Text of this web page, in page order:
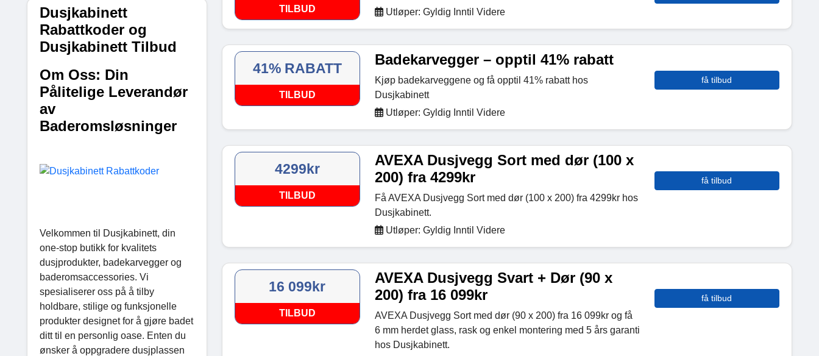
Dusjkabinett
Rabattkoder og
Dusjkabinett Tilbud
Om Oss: Din
Pålitelige Leverandør
av
Baderomsløsninger
Velkommen til Dusjkabinett, din
one-stop butikk for kvalitets
dusjprodukter, badekarvegger og
baderomsaccessories. Vi
spesialiserer oss på å tilby
holdbare, stilige og funksjonelle
produkter designet for å gjøre badet
ditt til en personlig oase. Enten du
ønsker å oppgradere dusjplassen
TILBUD
Utløper: Gyldig Inntil Videre
41% RABATT
TILBUD
Badekarvegger – opptil 41% rabatt
Kjøp badekarveggene og få opptil 41% rabatt hos
Dusjkabinett
Utløper: Gyldig Inntil Videre
få tilbud
4299kr
TILBUD
AVEXA Dusjvegg Sort med dør (100 x
200) fra 4299kr
Få AVEXA Dusjvegg Sort med dør (100 x 200) fra 4299kr hos
Dusjkabinett.
Utløper: Gyldig Inntil Videre
få tilbud
16 099kr
TILBUD
AVEXA Dusjvegg Svart + Dør (90 x
200) fra 16 099kr
AVEXA Dusjvegg Sort med dør (90 x 200) fra 16 099kr og få
6 mm herdet glass, rask og enkel montering med 5 års garanti
hos Dusjkabinett.
få tilbud